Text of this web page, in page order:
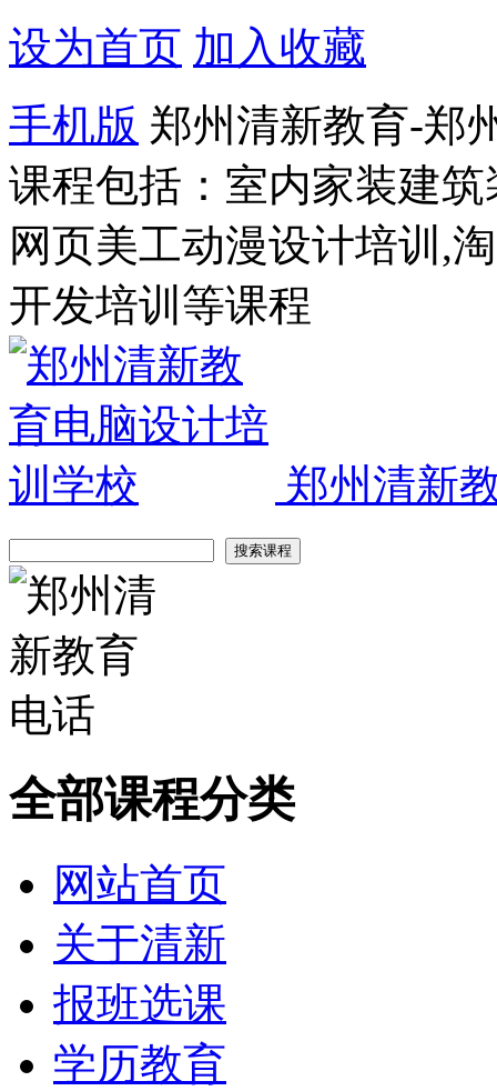
设为首页 加入收藏
手机版 郑州清新教育-郑
课程包括：室内家装建
网页美工动漫设计培训,
开发培训等课程
郑州清新
全部课程分类
网站首页
关于清新
报班选课
学历教育